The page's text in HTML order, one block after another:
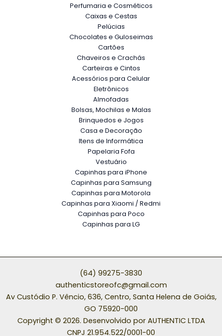
Perfumaria e Cosméticos
Caixas e Cestas
Pelúcias
Chocolates e Guloseimas
Cartões
Chaveiros e Crachás
Carteiras e Cintos
Acessórios para Celular
Eletrônicos
Almofadas
Bolsas, Mochilas e Malas
Brinquedos e Jogos
Casa e Decoração
Itens de Informática
Papelaria Fofa
Vestuário
Capinhas para iPhone
Capinhas para Samsung
Capinhas para Motorola
Capinhas para Xiaomi / Redmi
Capinhas para Poco
Capinhas para LG
(64) 99275-3830
authenticstoreofc@gmail.com
Av Custódio P. Vêncio, 636, Centro, Santa Helena de Goiás,
GO 75920-000
Copyright © 2026. Desenvolvido por AUTHENTIC LTDA
CNPJ 21.954.522/0001-00